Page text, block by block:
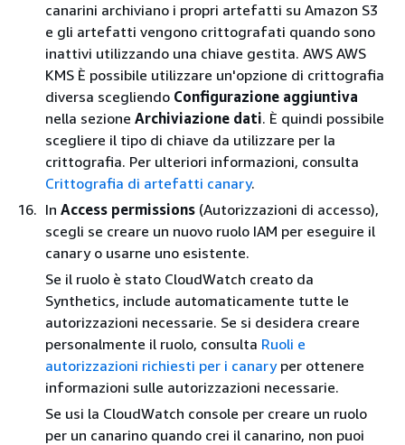
canarini archiviano i propri artefatti su Amazon S3
e gli artefatti vengono crittografati quando sono
inattivi utilizzando una chiave gestita. AWS AWS
KMS È possibile utilizzare un'opzione di crittografia
diversa scegliendo Configurazione aggiuntiva
nella sezione Archiviazione dati. È quindi possibile
scegliere il tipo di chiave da utilizzare per la
crittografia. Per ulteriori informazioni, consulta
Crittografia di artefatti canary.
In Access permissions (Autorizzazioni di accesso),
scegli se creare un nuovo ruolo IAM per eseguire il
canary o usarne uno esistente.
Se il ruolo è stato CloudWatch creato da
Synthetics, include automaticamente tutte le
autorizzazioni necessarie. Se si desidera creare
personalmente il ruolo, consulta Ruoli e
autorizzazioni richiesti per i canaryper ottenere
informazioni sulle autorizzazioni necessarie.
Se usi la CloudWatch console per creare un ruolo
per un canarino quando crei il canarino, non puoi